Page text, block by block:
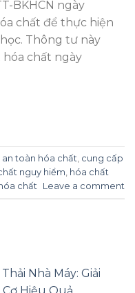
BKHCN ngày
chất để thực hiện
Thông tư này
chất ngày
an toàn hóa chất cung cấp
nguy hiểm hóa chất
chất Leave a comment
Nhà Máy: Giải